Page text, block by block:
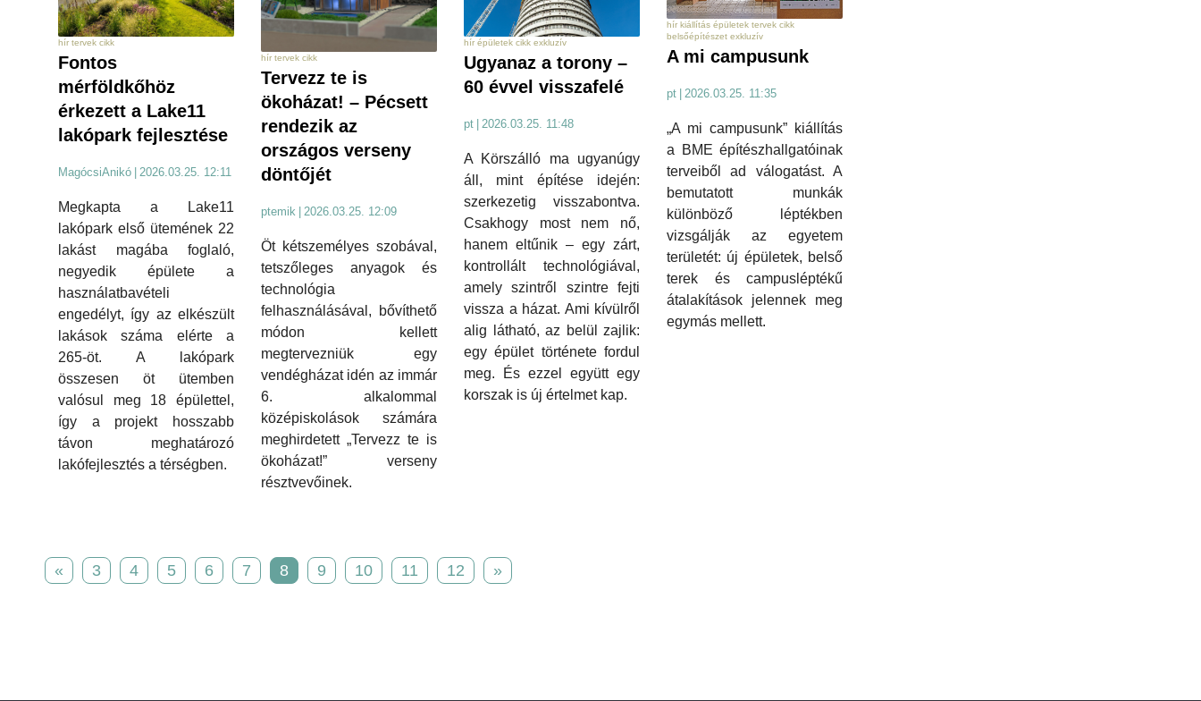
hír tervek cikk
Fontos
mérföldkőhöz
érkezett a Lake11
lakópark fejlesztése
MagócsiAnikó 2026.03.25. 12:11
Megkapta a Lake11
lakópark első ütemének 22
lakást magába foglaló,
negyedik épülete a
használatbavételi
engedélyt, így az elkészült
lakások száma elérte a
265-öt. A lakópark
összesen öt ütemben
valósul meg 18 épülettel,
így a projekt hosszabb
távon meghatározó
lakófejlesztés a térségben.
hír tervek cikk
Tervezz te is
ökoházat! – Pécsett
rendezik az
országos verseny
döntőjét
ptemik | 2026.03.25. 12:09
Öt kétszemélyes szobával,
tetszőleges anyagok és
technológia
felhasználásával, bővíthető
módon kellett
megtervezniük egy
vendégházat idén az immár
6. alkalommal
középiskolások számára
meghirdetett „Tervezz te is
ökoházat!” verseny
résztvevőinek.
hír épületek cikk exkluzív
Ugyanaz a torony –
60 évvel visszafelé
pt 2026.03.25. 11:48
A Körszálló ma ugyanúgy
áll, mint építése idején:
szerkezetig visszabontva.
Csakhogy most nem nő,
hanem eltűnik – egy zárt,
kontrollált technológiával,
amely szintről szintre fejti
vissza a házat. Ami kívülről
alig látható, az belül zajlik:
egy épület története fordul
meg. És ezzel együtt egy
korszak is új értelmet kap.
hír kiállítás épületek tervek cikk
belsőépítészet exkluzív
A mi campusunk
pt | 2026.03.25. 11:35
„A mi campusunk” kiállítás
a BME építészhallgatóinak
terveiből ad válogatást. A
bemutatott munkák
különböző léptékben
vizsgálják az egyetem
területét: új épületek, belső
terek és campusléptékű
átalakítások jelennek meg
egymás mellett.
« 3 4 5 6 7 8 9 10 11 12 »